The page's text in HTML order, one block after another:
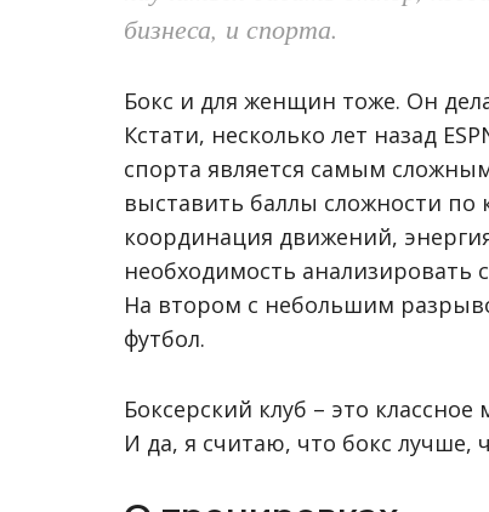
бизнеса, и спорта.
Бокс и для женщин тоже. Он
Кстати, несколько лет назад
спорта является самым
выставить баллы сложности по
координация движений,
необходимость анализировать
На втором с небольшим
футбол.
Боксерский клуб – это
И да, я считаю, что бокс лучше,